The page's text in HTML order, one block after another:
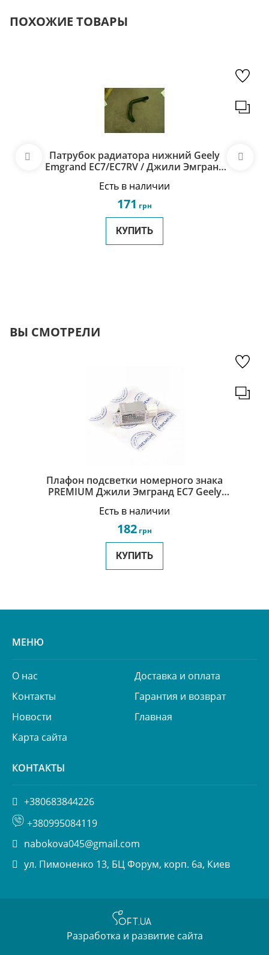
ПОХОЖИЕ ТОВАРЫ
Патрубок радиатора нижний Geely
Emgrand EC7/EC7RV / Джили Эмгранд
Есть в наличии
171 грн
КУПИТЬ
ВЫ СМОТРЕЛИ
Плафон подсветки номерного знака
PREMIUM Джили Эмгранд ЕС7 Geely
Есть в наличии
182 грн
КУПИТЬ
МЕНЮ
О нас
Доставка и оплата
Контакты
Гарантия и возврат
Новости
Главная
Карта сайта
КОНТАКТЫ
+380683844226
+380995084119
nabokova045@gmail.com
ул. Пимоненко 13, БЦ Форум, корп. 6а, Киев
Разработка и развитие сайта